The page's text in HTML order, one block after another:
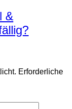
&
Erforderliche